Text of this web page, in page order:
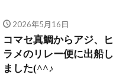
2026年5月16日
コマセ真鯛からアジ、ヒ
ラメのリレー便に出船し
ました(^^♪